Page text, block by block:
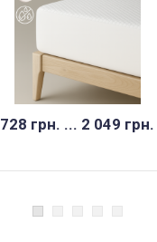
728 грн. ... 2 049 грн.